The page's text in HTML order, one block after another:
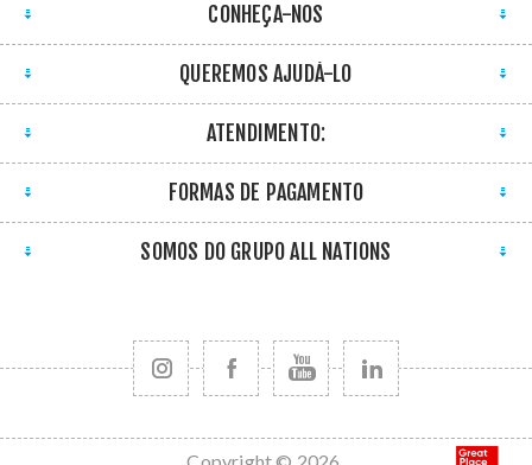
CONHEÇA-NOS
QUEREMOS AJUDÁ-LO
ATENDIMENTO:
FORMAS DE PAGAMENTO
SOMOS DO GRUPO ALL NATIONS